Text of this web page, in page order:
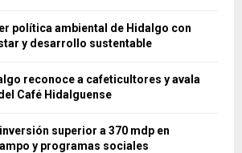
política ambiental de Hidalgo con
y desarrollo sustentable
reconoce a cafeticultores y avala
Café Hidalguense
superior a 370 mdp en
y programas sociales